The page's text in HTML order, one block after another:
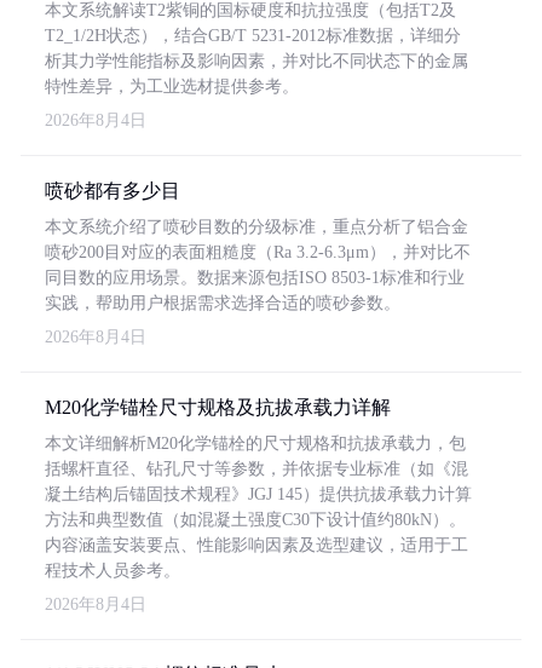
本文系统解读T2紫铜的国标硬度和抗拉强度（包括T2及
T2_1/2H状态），结合GB/T 5231-2012标准数据，详细分
析其力学性能指标及影响因素，并对比不同状态下的金属
特性差异，为工业选材提供参考。
2026年8月4日
喷砂都有多少目
本文系统介绍了喷砂目数的分级标准，重点分析了铝合金
喷砂200目对应的表面粗糙度（Ra 3.2-6.3μm），并对比不
同目数的应用场景。数据来源包括ISO 8503-1标准和行业
实践，帮助用户根据需求选择合适的喷砂参数。
2026年8月4日
M20化学锚栓尺寸规格及抗拔承载力详解
本文详细解析M20化学锚栓的尺寸规格和抗拔承载力，包
括螺杆直径、钻孔尺寸等参数，并依据专业标准（如《混
凝土结构后锚固技术规程》JGJ 145）提供抗拔承载力计算
方法和典型数值（如混凝土强度C30下设计值约80kN）。
内容涵盖安装要点、性能影响因素及选型建议，适用于工
程技术人员参考。
2026年8月4日